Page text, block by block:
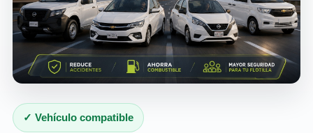
✓ Vehículo compatible